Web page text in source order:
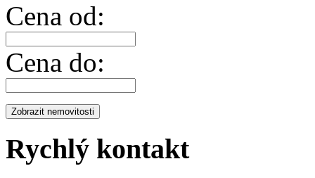
Cena od:
Cena do:
Rychlý kontakt